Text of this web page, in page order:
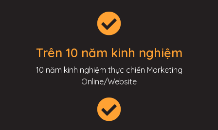
Trên 10 năm kinh nghiệm
10 năm kinh nghiệm thực chiến Marketing
Online/Website